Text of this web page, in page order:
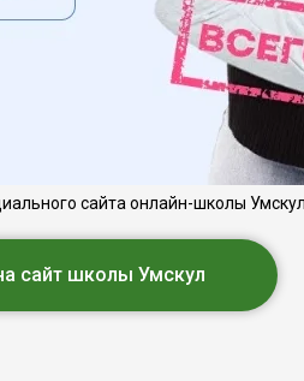
сайта онлайн-школы Умскул
сайт школы Умскул